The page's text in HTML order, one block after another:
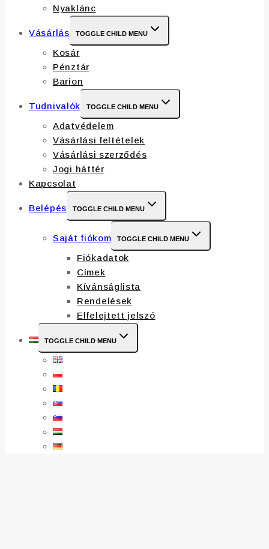
Nyaklánc
Vásárlás TOGGLE CHILD MENU
Kosár
Pénztár
Barion
Tudnivalók TOGGLE CHILD MENU
Adatvédelem
Vásárlási feltételek
Vásárlási szerződés
Jogi háttér
Kapcsolat
Belépés TOGGLE CHILD MENU
Saját fiókom TOGGLE CHILD MENU
Fiókadatok
Címek
Kívánságlista
Rendelések
Elfelejtett jelszó
TOGGLE CHILD MENU